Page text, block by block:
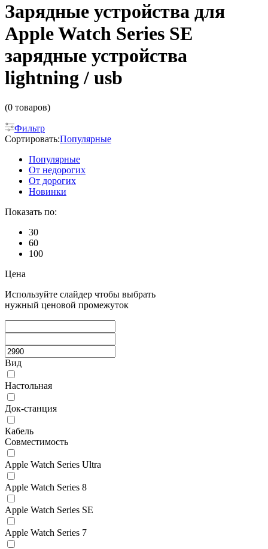
Зарядные устройства для
Apple Watch Series SE
зарядные устройства
lightning / usb
(0 товаров)
Фильтр
Сортировать:Популярные
Популярные
От недорогих
От дорогих
Новинки
Показать по:
30
60
100
Цена
Используйте слайдер чтобы выбрать
нужный ценовой промежуток
Вид
Настольная
Док-станция
Кабель
Совместимость
Apple Watch Series Ultra
Apple Watch Series 8
Apple Watch Series SE
Apple Watch Series 7